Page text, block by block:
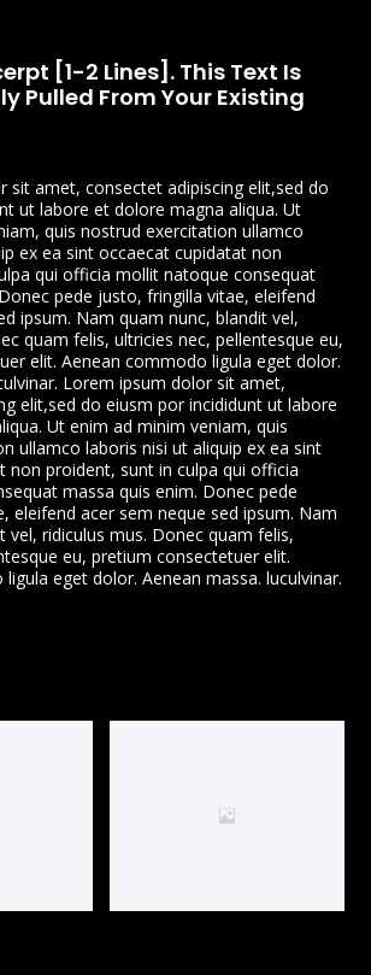
[1-2 Lines]. This Text Is
Pulled From Your Existing
sit amet, consectet adipiscing elit,sed do
ut labore et dolore magna aliqua. Ut
quis nostrud exercitation ullamco
ex ea sint occaecat cupidatat non
qui officia mollit natoque consequat
pede justo, fringilla vitae, eleifend
ipsum. Nam quam nunc, blandit vel,
quam felis, ultricies nec, pellentesque eu,
elit. Aenean commodo ligula eget dolor.
Lorem ipsum dolor sit amet,
elit,sed do eiusm por incididunt ut labore
Ut enim ad minim veniam, quis
ullamco laboris nisi ut aliquip ex ea sint
non proident, sunt in culpa qui officia
massa quis enim. Donec pede
eleifend acer sem neque sed ipsum. Nam
vel, ridiculus mus. Donec quam felis,
eu, pretium consectetuer elit.
eget dolor. Aenean massa. luculvinar.